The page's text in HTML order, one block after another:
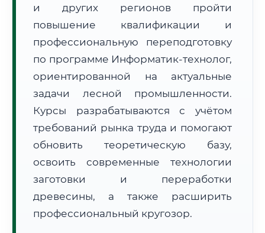
Почтовые индексы:
628400–628499
Часовой пояс:
МСК+2 (UTC+5)
Формат учебы:
Дистанционно
🗺️ Зона обслуживания: г. Сургут
Расчет логистики оригиналов:
• Маршрут транзита:
• Экспресс-доставка СДЭК / Почтой:1–2 рабочих дня
и других регионов пройти
повышение квалификации и
профессиональную переподготовку
по программе Информатик-технолог,
ориентированной на актуальные
задачи лесной промышленности.
Курсы разрабатываются с учётом
требований рынка труда и помогают
обновить теоретическую базу,
освоить современные технологии
заготовки и переработки
древесины, а также расширить
профессиональный кругозор.